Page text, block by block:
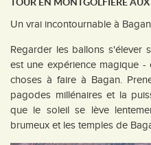
Un vrai incontournable à
Regarder les ballons s'élever
est une expérience magique
choses à faire à Bagan.
pagodes millénaires et la
que le soleil se lève
brumeux et les temples de